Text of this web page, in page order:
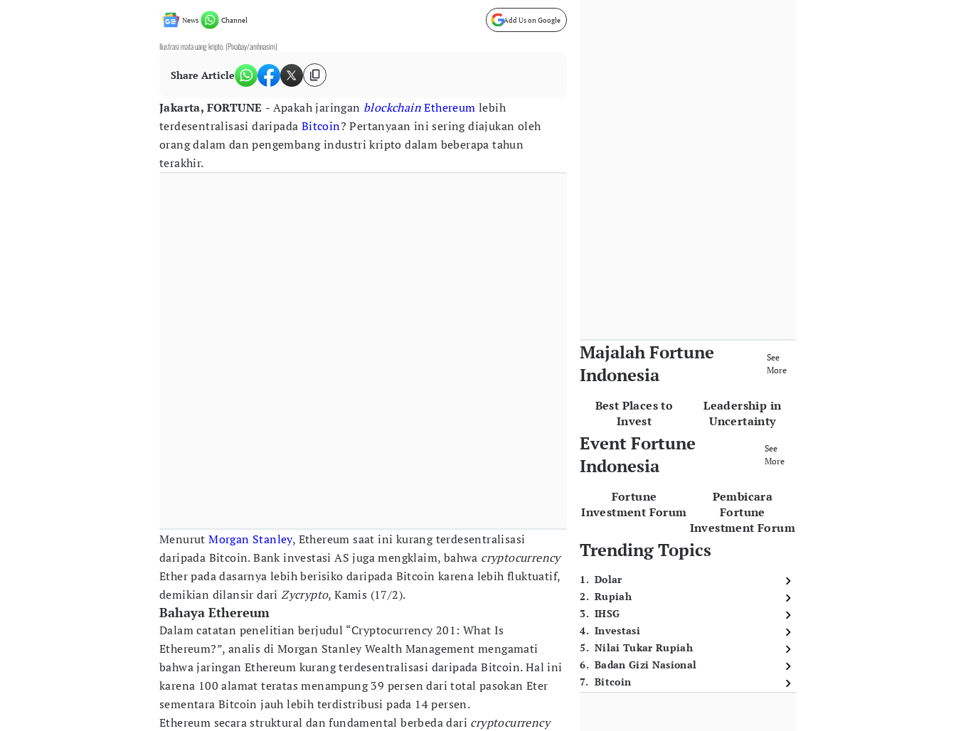
News Channel Add Us on Google
Ilustrasi mata uang kripto. (Pixabay/amhnasim)
Share Article
Jakarta, FORTUNE - Apakah jaringan blockchain Ethereum lebih
terdesentralisasi daripada Bitcoin? Pertanyaan ini sering diajukan oleh
orang dalam dan pengembang industri kripto dalam beberapa tahun
terakhir.
MenurutMorgan Stanley, Ethereum saat ini kurang terdesentralisasi
daripada Bitcoin. Bank investasi AS juga mengklaim, bahwa cryptocurrency
Ether pada dasarnya lebih berisiko daripada Bitcoin karena lebih fluktuatif,
demikian dilansir dariZycrypto, Kamis (17/2).
Bahaya Ethereum
Dalam catatan penelitian berjudul “Cryptocurrency 201: What Is
Ethereum?”, analis di Morgan Stanley Wealth Management mengamati
bahwa jaringan Ethereum kurang terdesentralisasi daripada Bitcoin. Hal ini
karena 100 alamat teratas menampung 39 persen dari total pasokan Eter
sementara Bitcoin jauh lebih terdistribusi pada 14 persen.
Ethereum secara struktural dan fundamental berbeda dari cryptocurrency
Majalah Fortune
Indonesia
See
More
Best Places to
Invest
Leadership in
Uncertainty
Event Fortune
Indonesia
See
More
Fortune
Investment Forum
Pembicara
Fortune
Investment Forum
Trending Topics
1. Dolar
2. Rupiah
3. IHSG
4. Investasi
5. Nilai Tukar Rupiah
6. Badan Gizi Nasional
7. Bitcoin